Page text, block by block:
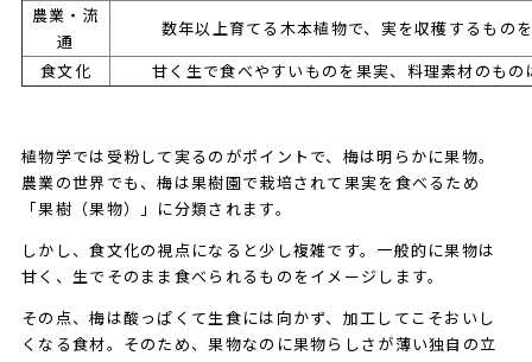
農業・流
通
数年以上育てる木本植物で、実を収穫するもの
食文化
甘く生で食べやすいものを果実、料理素材のも
植物学では受粉して実るのがポイントで、梅は明らかに果物。
農業の世界でも、梅は果樹園で栽培されて果実を食べるため
「果樹（果物）」に分類されます。
しかし、食文化の視点になると少し複雑です。一般的に果物は
甘く、生でそのまま食べられるものをイメージします。
その点、梅は酸っぱくて生食には向かず、加工してこそおいし
くなる食材。そのため、果物なのに果物らしさが薄い独自の立